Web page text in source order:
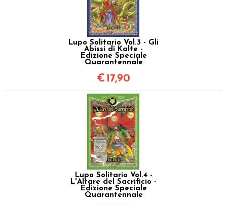
Lupo Solitario Vol.3 - Gli
Abissi di Kalte -
Edizione Speciale
Quarantennale
€ 17,90
Lupo Solitario Vol.4 -
L'Altare del Sacrificio -
Edizione Speciale
Quarantennale